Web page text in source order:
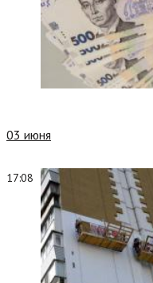
03 июня
17:08